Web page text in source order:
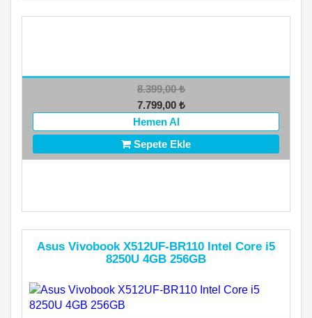
8.399,00₺
7.799,00 ₺
Hemen Al
Sepete Ekle
Asus Vivobook X512UF-BR110 Intel Core i5
8250U 4GB 256GB